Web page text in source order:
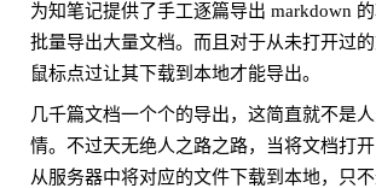
为知笔记提供了手工逐篇导出 markdown
批量导出大量文档。而且对于从未打开过
鼠标点过让其下载到本地才能导出。
几千篇文档一个个的导出，这简直就不是
情。不过天无绝人之路之路，当将文档打
从服务器中将对应的文件下载到本地，只